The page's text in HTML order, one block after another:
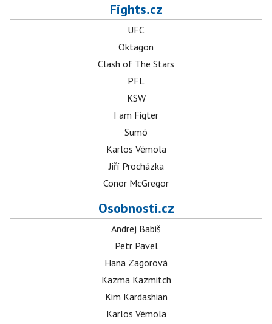
Fights.cz
UFC
Oktagon
Clash of The Stars
PFL
KSW
I am Figter
Sumó
Karlos Vémola
Jiří Procházka
Conor McGregor
Osobnosti.cz
Andrej Babiš
Petr Pavel
Hana Zagorová
Kazma Kazmitch
Kim Kardashian
Karlos Vémola